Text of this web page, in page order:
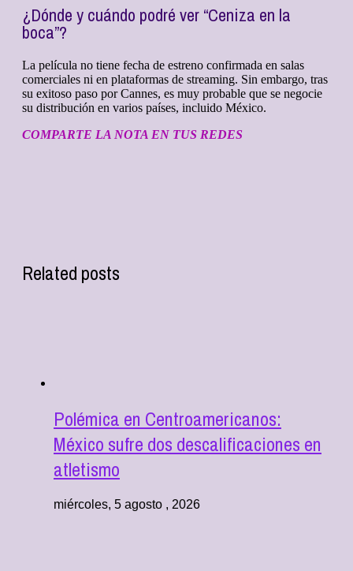
¿Dónde y cuándo podré ver “Ceniza en la
boca”?
La película no tiene fecha de estreno confirmada en salas
comerciales ni en plataformas de streaming. Sin embargo, tras
su exitoso paso por Cannes, es muy probable que se negocie
su distribución en varios países, incluido México.
COMPARTE LA NOTA EN TUS REDES
Related posts
Polémica en Centroamericanos:
México sufre dos descalificaciones en
atletismo
miércoles, 5 agosto , 2026